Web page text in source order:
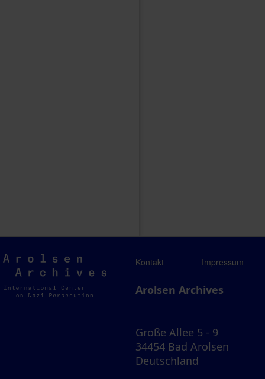
Arolsen
Archives
Kontakt Impressum
Arolsen Archives
Große Allee 5 - 9
34454 Bad Arolsen
Deutschland